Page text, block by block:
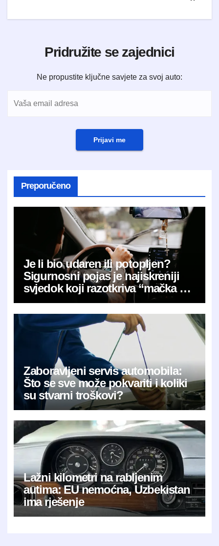
Pridružite se zajednici
Ne propustite ključne savjete za svoj auto:
Prijavi me
Preporučeno
Je li bio udaren ili potopljen?
Sigurnosni pojas je najiskreniji
svjedok koji razotkriva “mačka u
vreći”
Zaboravljeni servis automobila:
Što se sve može pokvariti i koliki
su stvarni troškovi?
Lažni kilometri na rabljenim
autima: EU nemoćna, Uzbekistan
ima rješenje